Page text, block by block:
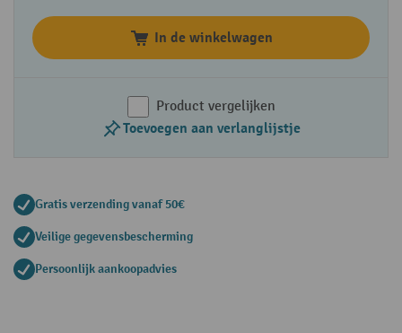
In de winkelwagen
Product vergelijken
Toevoegen aan verlanglijstje
Gratis verzending vanaf 50€
Veilige gegevensbescherming
Persoonlijk aankoopadvies